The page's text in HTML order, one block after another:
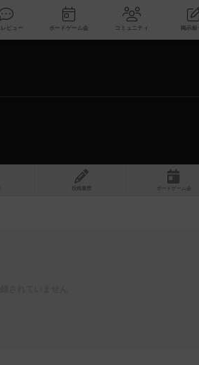
新着レビュー ボードゲーム会 コミュニティ
投稿履歴 ボ ドゲ ーム